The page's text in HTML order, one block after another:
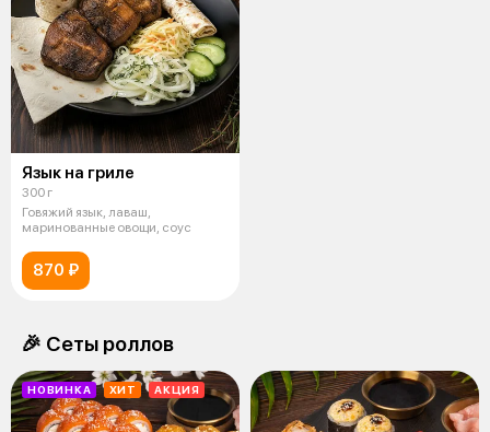
Язык на гриле
300 г
Говяжий язык, лаваш,
маринованные овощи, соус
870 ₽
🎉 Сеты роллов
НОВИНКА ХИТ АКЦИЯ